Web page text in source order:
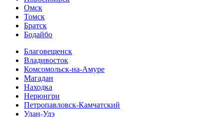
Омск
Томск
Братск
Бодайбо
Благовещенск
Владивосток
Комсомольск-на-Амуре
Магадан
Находка
Нерюнгри
Петропавловск-Камчатский
Улан-Удэ